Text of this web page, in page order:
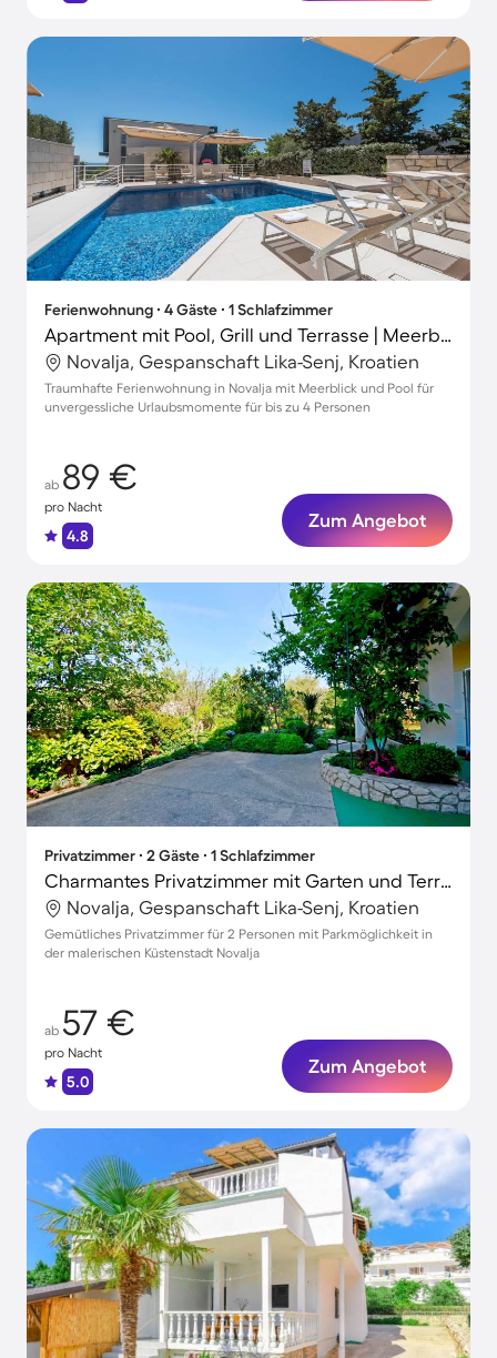
Ferienwohnung ∙ 4 Gäste ∙ 1 Schlafzimmer
Apartment mit Pool, Grill und Terrasse | Meerblick
Novalja, Gespanschaft Lika-Senj, Kroatien
Traumhafte Ferienwohnung in Novalja mit Meerblick und Pool für
unvergessliche Urlaubsmomente für bis zu 4 Personen
ab 89 €
pro Nacht
4.8
Zum Angebot
Privatzimmer ∙ 2 Gäste ∙ 1 Schlafzimmer
Charmantes Privatzimmer mit Garten und Terrasse | Gartenblick | Nah am Strand
Novalja, Gespanschaft Lika-Senj, Kroatien
Gemütliches Privatzimmer für 2 Personen mit Parkmöglichkeit in
der malerischen Küstenstadt Novalja
ab 57 €
pro Nacht
5.0
Zum Angebot